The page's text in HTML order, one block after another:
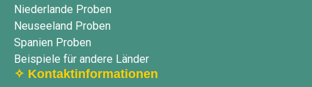
Niederlande Proben
Neuseeland Proben
Spanien Proben
Beispiele für andere Länder
✧ Kontaktinformationen